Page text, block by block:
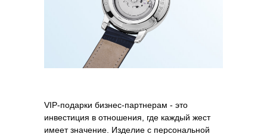
VIP-подарки бизнес-партнерам - это
инвестиция в отношения, где каждый жест
имеет значение. Изделие с персональной